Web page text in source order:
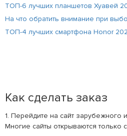
ТОП-6 лучших планшетов Хуавей
На что обратить внимание при
ТОП-4 лучших смартфона Honor
Как сделать заказ
1. Перейдите на сайт зарубежного
Многие сайты открываются только с